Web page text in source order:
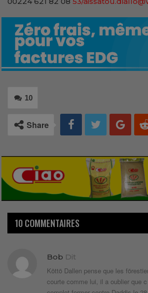
10
Share
10 COMMENTAIRES
Bob Dit
Köttö Dallen pense que les
courte comme lui, il a oublier que